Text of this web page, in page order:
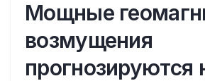
Мощные
возмущения
прогнозируются